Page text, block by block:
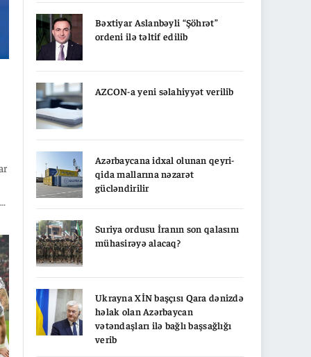
Bəxtiyar Aslanbəyli “Şöhrət”
ordeni ilə təltif edilib
AZCON-a yeni səlahiyyət verilib
Azərbaycana idxal olunan qeyri-
qida mallarına nəzarət
gücləndirilir
Suriya ordusu İranın son qalasını
mühasirəyə alacaq?
Ukrayna XİN başçısı Qara dənizdə
həlak olan Azərbaycan
vətəndaşları ilə bağlı başsağlığı
verib